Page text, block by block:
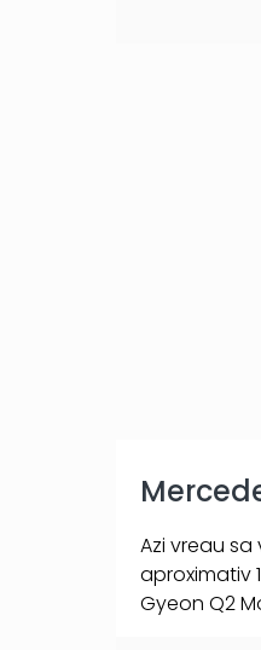
Azi vreau
aproximativ
Gyeon Q2